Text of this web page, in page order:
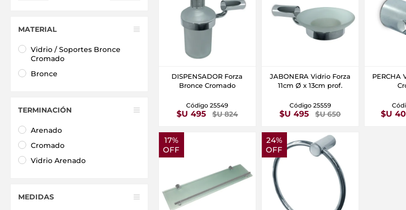
DISPENSADOR Forza
Bronce Cromado
Código 25549
$U 495 $U 824
JABONERA Vidrio Forza
11cm Ø x 13cm prof.
Código 25559
$U 495 $U 650
PERCHA
$U
17%
OFF
24%
OFF
MATERIAL
Vidrio / Soportes Bronce
Cromado
Bronce
TERMINACIÓN
Arenado
Cromado
Vidrio Arenado
MEDIDAS